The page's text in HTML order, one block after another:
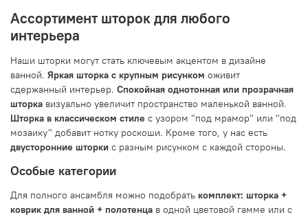
Ассортимент шторок для любого
интерьера
Наши шторки могут стать ключевым акцентом в дизайне
ванной. Яркая шторка с крупным рисунком оживит
сдержанный интерьер. Спокойная однотонная или прозрачная
шторка визуально увеличит пространство маленькой ванной.
Шторка в классическом стиле с узором "под мрамор" или "под
мозаику" добавит нотку роскоши. Кроме того, у нас есть
двусторонние шторки с разным рисунком с каждой стороны.
Особые категории
Для полного ансамбля можно подобрать комплект: шторка +
коврик для ванной + полотенца в одной цветовой гамме или с